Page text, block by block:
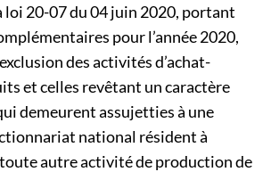
loi 20-07 du 04 juin 2020, portant
pour l’année 2020,
des activités d’achat-
et celles revêtant un caractère
demeurent assujetties à une
national résident à
autre activité de production de